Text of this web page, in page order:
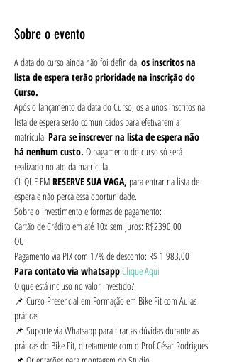
Sobre o evento
A data do curso ainda não foi definida, os inscritos na
lista de espera terão prioridade na inscrição do
Curso.
Após o lançamento da data do Curso, os alunos inscritos na
lista de espera serão comunicados para efetivarem a
matrícula. Para se inscrever na lista de espera não
há nenhum custo. O pagamento do curso só será
realizado no ato da matrícula.
CLIQUE EM RESERVE SUA VAGA, para entrar na lista de
espera e não perca essa oportunidade.
Sobre o investimento e formas de pagamento:
Cartão de Crédito em até 10x sem juros: R$2390,00
OU
Pagamento via PIX com 17% de desconto: R$ 1.983,00
Para contato via whatsapp Clique Aqui
O que está incluso no valor investido?
📌 Curso Presencial em Formação em Bike Fit com Aulas
práticas
📌 Suporte via Whatsapp para tirar as dúvidas durante as
práticas do Bike Fit, diretamente com o Prof César Rodrigues